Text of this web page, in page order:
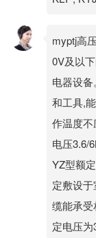
myptj高
0V及以
电器设
和工具,
作温度不
电压3.6/
YZ型额
定敷设
缆能承
定电压